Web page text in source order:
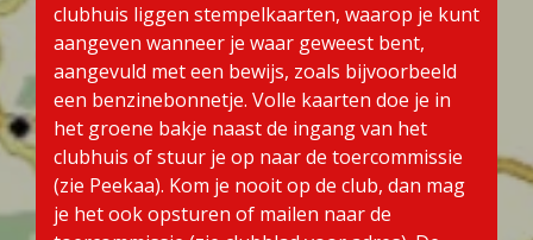
clubhuis liggen stempelkaarten, waarop je kunt
aangeven wanneer je waar geweest bent,
aangevuld met een bewijs, zoals bijvoorbeeld
een benzinebonnetje. Volle kaarten doe je in
het groene bakje naast de ingang van het
clubhuis of stuur je op naar de toercommissie
(zie Peekaa). Kom je nooit op de club, dan mag
je het ook opsturen of mailen naar de